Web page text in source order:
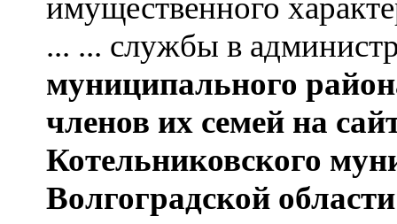
имущественного
... ... службы в
муниципального
членов их семей на
Котельниковского
Волгоградской области